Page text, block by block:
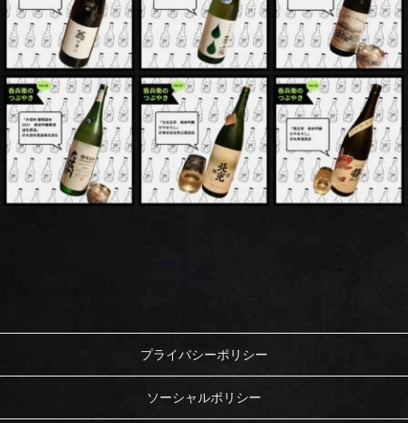
プライバシーポリシー
ソーシャルポリシー